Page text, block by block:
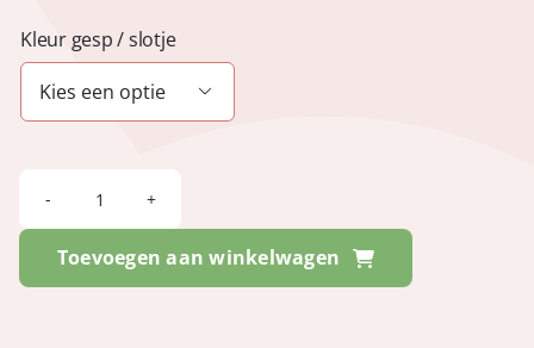
Kleur gesp / slotje

-
Minnesota
Toevoegen aan winkelwagen